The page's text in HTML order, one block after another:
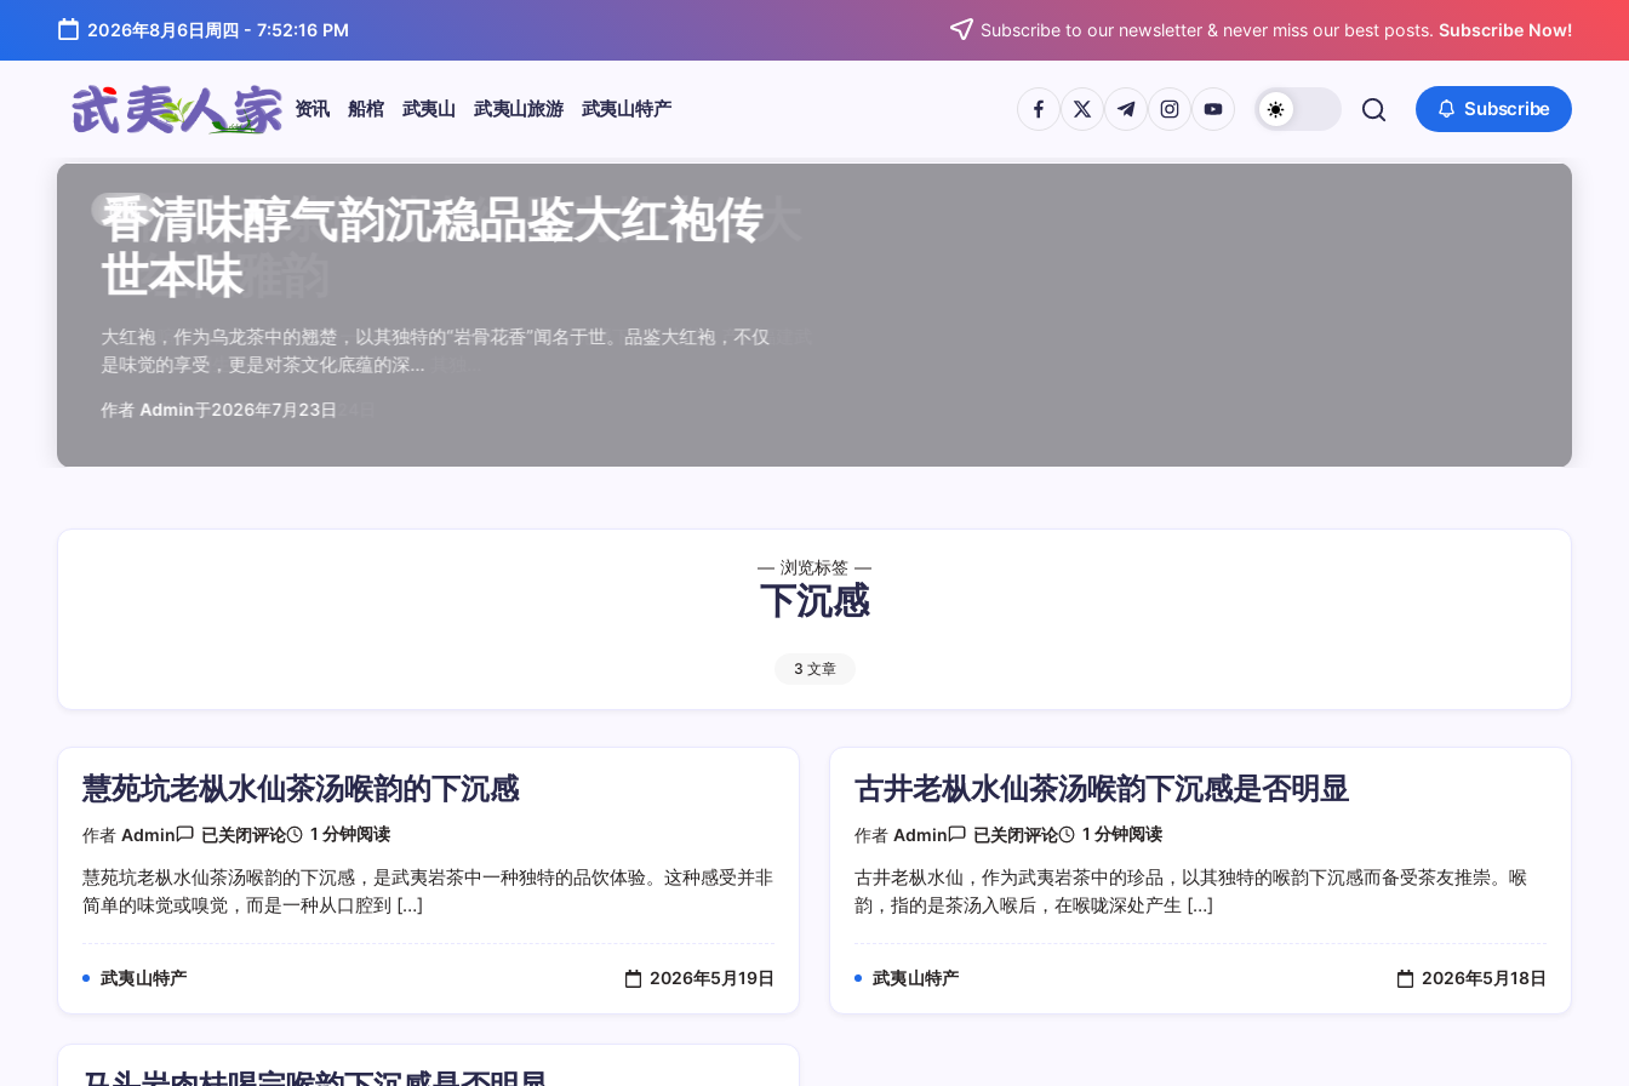
正
2026年8月6日周四- 7:52:17 PM Subscribe to our newsletter & never miss our best posts. Subscribe Now!
武
夷
资讯 船棺 武夷山 武夷山旅游 武夷山特产 https://www.facebook.com/
https://twitter.com/
https://t.me/
https://www.instagram.com/
https://youtube.com/ Subscribe
资讯
闲煮岩茶慢时光细品肉桂水仙大
红袍雅韵
在喧嚣的都市生活中，寻一处静谧，煮一壶岩茶，让时光慢下来。岩茶，产自福建武
夷山，因生长在岩石缝隙中而得名，其独…
作者 Admin于2026年7月24日
资讯
香清味醇气韵沉稳品鉴大红袍传
世本味
大红袍，作为乌龙茶中的翘楚，以其独特的“岩骨花香”闻名于世。品鉴大红袍，不仅
是味觉的享受，更是对茶文化底蕴的深…
作者 Admin于2026年7月23日
资讯
汤水顺滑底蕴绵长品鉴武夷水仙
温润质感
武夷水仙，作为乌龙茶中的经典品种，以其汤水顺滑、底蕴绵长而备受茶客青睐。品
鉴这款茶，仿佛在品味一段悠长的岁月，…
作者 Admin于2026年7月22日
资讯
唇齿留香久久不散品鉴武夷肉桂
独特魅力
武夷岩茶，素有“岩骨花香”之誉，而肉桂更是其中翘楚。其名源于香叶似肉桂，更因
其茶汤入口后，唇齿留香久久不散，令…
作者 Admin于2026年7月21日
资讯
岩韵浓淡各不同三款经典岩茶对
比品鉴
岩茶，作为乌龙茶中的瑰宝，以其独特的“岩韵”闻名于世。所谓岩韵，是茶叶在武夷
山丹霞地貌中吸收岩石矿物精华后形成…
作者 Admin于2026年7月20日
资讯
观汤色赏叶底全面品鉴肉桂水仙
大红袍
品鉴武夷岩茶，观汤色与赏叶底是关键环节。肉桂、水仙、大红袍作为岩茶代表，其
汤色与叶底各具特色，折射出工艺与山场…
作者 Admin于2026年7月19日
资讯
闲煮岩茶慢时光细品肉桂水仙大
红袍雅韵
在喧嚣的都市生活中，寻一处静谧，煮一壶岩茶，让时光慢下来。岩茶，产自福建武
夷山，因生长在岩石缝隙中而得名，其独…
作者 Admin于2026年7月24日
资讯
香清味醇气韵沉稳品鉴大红袍传
世本味
大红袍，作为乌龙茶中的翘楚，以其独特的“岩骨花香”闻名于世。品鉴大红袍，不仅
是味觉的享受，更是对茶文化底蕴的深…
作者 Admin于2026年7月23日
资讯汤水顺滑底蕴绵长品鉴武夷水仙
温润质感
武夷水仙，作为乌龙茶中的经典品种，以其汤水顺滑、底蕴绵长而备受茶客青睐。品
鉴这款茶，仿佛在品味一段悠长的岁月，…
作者 Admin于2026年7月22日
资讯唇齿留香久久不散品鉴武夷肉桂
独特魅力
武夷岩茶，素有“岩骨花香”之誉，而肉桂更是其中翘楚。其名源于香叶似肉桂，更因
其茶汤入口后，唇齿留香久久不散，令…
作者 Admin于2026年7月21日
资讯岩韵浓淡各不同三款经典岩茶对
比品鉴
岩茶，作为乌龙茶中的瑰宝，以其独特的“岩韵”闻名于世。所谓岩韵，是茶叶在武夷
山丹霞地貌中吸收岩石矿物精华后形成…
作者 Admin于2026年7月20日
资讯观汤色赏叶底全面品鉴肉桂水仙
大红袍
品鉴武夷岩茶，观汤色与赏叶底是关键环节。肉桂、水仙、大红袍作为岩茶代表，其
汤色与叶底各具特色，折射出工艺与山场…
作者 Admin于2026年7月19日
资讯闲煮岩茶慢时光细品肉桂水仙大
红袍雅韵
在喧嚣的都市生活中，寻一处静谧，煮一壶岩茶，让时光慢下来。岩茶，产自福建武
夷山，因生长在岩石缝隙中而得名，其独…
作者 Admin于2026年7月24日
资讯香清味醇气韵沉稳品鉴大红袍传
世本味
大红袍，作为乌龙茶中的翘楚，以其独特的“岩骨花香”闻名于世。品鉴大红袍，不仅
是味觉的享受，更是对茶文化底蕴的深…
作者 Admin于2026年7月23日
资讯汤水顺滑底蕴绵长品鉴武夷水仙
温润质感
武夷水仙，作为乌龙茶中的经典品种，以其汤水顺滑、底蕴绵长而备受茶客青睐。品
鉴这款茶，仿佛在品味一段悠长的岁月，…
作者 Admin于2026年7月22日
资讯唇齿留香久久不散品鉴武夷肉桂
独特魅力
武夷岩茶，素有“岩骨花香”之誉，而肉桂更是其中翘楚。其名源于香叶似肉桂，更因
其茶汤入口后，唇齿留香久久不散，令…
作者 Admin于2026年7月21日
资讯岩韵浓淡各不同三款经典岩茶对
比品鉴
岩茶，作为乌龙茶中的瑰宝，以其独特的“岩韵”闻名于世。所谓岩韵，是茶叶在武夷
山丹霞地貌中吸收岩石矿物精华后形成…
作者 Admin于2026年7月20日
资讯观汤色赏叶底全面品鉴肉桂水仙
大红袍
品鉴武夷岩茶，观汤色与赏叶底是关键环节。肉桂、水仙、大红袍作为岩茶代表，其
汤色与叶底各具特色，折射出工艺与山场…
作者 Admin于2026年7月19日
浏览标签
下沉感
3 文章
慧苑坑老枞水仙茶汤喉韵的下沉感
作者 Admin
慧
坑
老
枞
已关闭评论 1 分钟阅读
慧苑坑老枞水仙茶汤喉韵的下沉感，是武夷岩茶中一种独特的品饮体验。这种感受并非
简单的味觉或嗅觉，而是一种从口腔到 […]
武夷山特产 2026年5月19日
古井老枞水仙茶汤喉韵下沉感是否明显
作者 Admin
古
老
枞
水
已关闭评论 1 分钟阅读
古井老枞水仙，作为武夷岩茶中的珍品，以其独特的喉韵下沉感而备受茶友推崇。喉
韵，指的是茶汤入喉后，在喉咙深处产生 […]
武夷山特产 2026年5月18日